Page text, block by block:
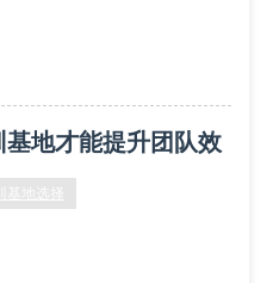
指标
操”复合型培训方案，使
区别于标准化课程，这
地才能提升团队效
基地选择